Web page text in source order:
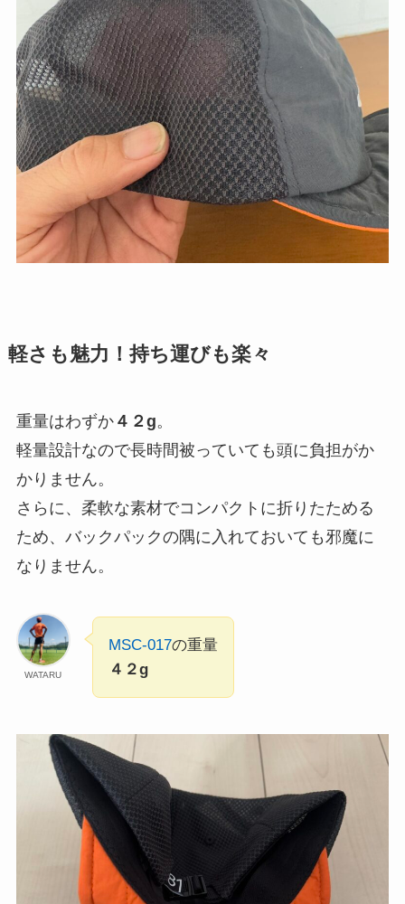
軽さも魅力！持ち運びも楽々
重量はわずか４２g。
軽量設計なので長時間被っていても頭に負担がか
かりません。
さらに、柔軟な素材でコンパクトに折りたためる
ため、バックパックの隅に入れておいても邪魔に
なりません。
WATARU
MSC-017の重量
４２g